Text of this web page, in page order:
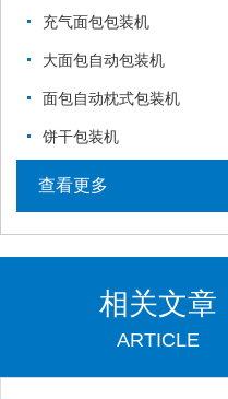
充气面包包装机
大面包自动包装机
面包自动枕式包装机
饼干包装机
查看更多
相关文章
ARTICLE